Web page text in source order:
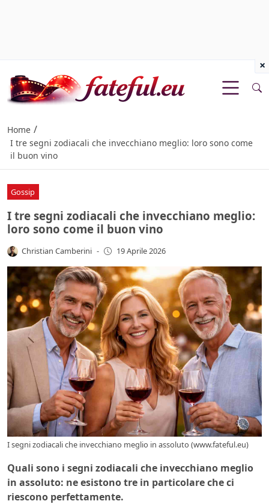
Home /
I tre segni zodiacali che invecchiano meglio: loro sono come
il buon vino
Gossip
I tre segni zodiacali che invecchiano meglio:
loro sono come il buon vino
Christian Camberini - 19 Aprile 2026
I segni zodiacali che invecchiano meglio in assoluto (www.fateful.eu)
Quali sono i segni zodiacali che invecchiano meglio
in assoluto: ne esistono tre in particolare che ci
riescono perfettamente.
×